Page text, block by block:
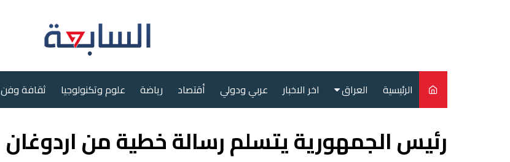
الرئيسية العراق
سياسة
اخر الاخبار عربي ودولي أقتصاد رياضة علوم وتكنولوجيا ثقافة وفن
رئيس الجمهورية يتسلم رسالة خطية من اردوغان